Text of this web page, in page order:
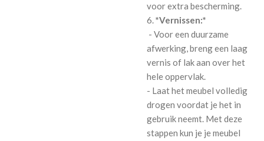
voor extra bescherming.
6.*Vernissen:*
- Voor een duurzame
afwerking, breng een laag
vernis of lak aan over het
hele oppervlak.
- Laat het meubel volledig
drogen voordat je het in
gebruik neemt. Met deze
stappen kun je je meubel